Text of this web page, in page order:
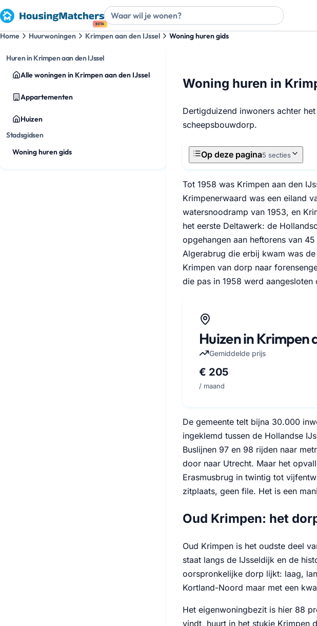
BETA
Home Huurwoningen Krimpen aan den IJssel Woning huren gids
Huren in Krimpen aan den IJssel
Alle woningen in Krimpen aan den IJssel
Appartementen
Huizen
Stadsgidsen
Woning huren gids
Woning huren in
Dertigduizend inwoners achter
scheepsbouwdorp.
Op deze pagina5 secties
Tot 1958 was Krimpen aan den
Krimpenerwaard was een eiland
watersnoodramp van 1953, en
het eerste Deltawerk: de
opgehangen aan heftorens van
Algerabrug die erbij kwam was
Krimpen van dorp naar
die pas in 1958 werd
Huizen in Krimpen
Gemiddelde prijs
€ 205
/ maand
De gemeente telt bijna 30.000
ingeklemd tussen de Hollandse
Buslijnen 97 en 98 rijden naar
door naar Utrecht. Maar het
Erasmusbrug in twintig tot
zitplaats, geen file. Het is een
Oud Krimpen: het
Oud Krimpen is het oudste deel
staat langs de IJsseldijk en de
oorspronkelijke dorp lijkt: laag,
Kortland-Noord maar met een
Het eigenwoningbezit is hier 88
vindt, huurt in het stukje Krimpen